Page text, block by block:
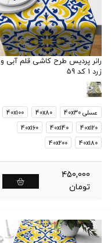
رانر پردیس طرح کاشی قلم آبی و
زرد 1 کد 59
عسلی 40x30 40x80
40x100
40x120
40x140
40x160
40x180
40x200
450,000
تومان